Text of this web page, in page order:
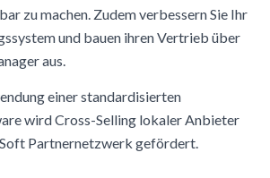
zu machen. Zudem verbessern Sie Ihr
und bauen ihren Vertrieb über
aus.
einer standardisierten
wird Cross-Selling lokaler Anbieter
Partnernetzwerk gefördert.